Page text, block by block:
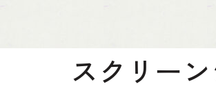
スクリーン